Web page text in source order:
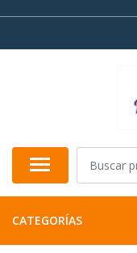
CATEGORÍAS